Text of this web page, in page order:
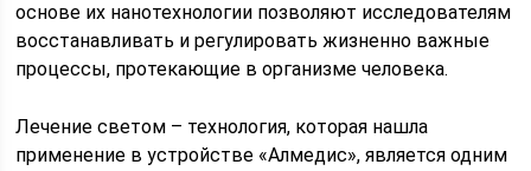
основе их нанотехнологии позволяют исследователям
восстанавливать и регулировать жизненно важные
процессы, протекающие в организме человека.
Лечение светом – технология, которая нашла
применение в устройстве «Алмедис», является одним